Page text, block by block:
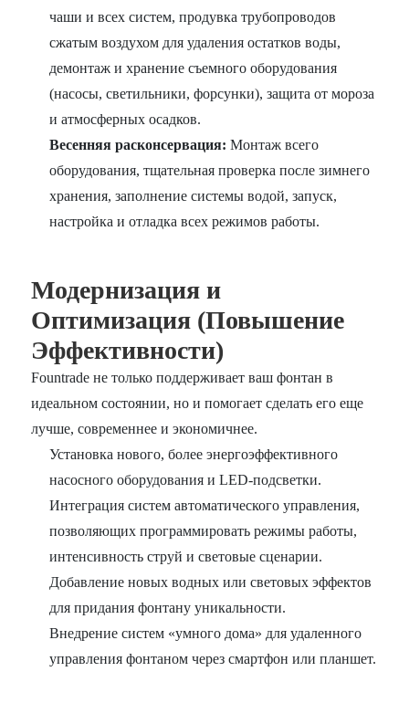
чаши и всех систем, продувка трубопроводов
сжатым воздухом для удаления остатков воды,
демонтаж и хранение съемного оборудования
(насосы, светильники, форсунки), защита от мороза
и атмосферных осадков.
Весенняя расконсервация: Монтаж всего
оборудования, тщательная проверка после зимнего
хранения, заполнение системы водой, запуск,
настройка и отладка всех режимов работы.
Модернизация и
Оптимизация (Повышение
Эффективности)
Fountrade не только поддерживает ваш фонтан в
идеальном состоянии, но и помогает сделать его еще
лучше, современнее и экономичнее.
Установка нового, более энергоэффективного
насосного оборудования и LED-подсветки.
Интеграция систем автоматического управления,
позволяющих программировать режимы работы,
интенсивность струй и световые сценарии.
Добавление новых водных или световых эффектов
для придания фонтану уникальности.
Внедрение систем «умного дома» для удаленного
управления фонтаном через смартфон или планшет.